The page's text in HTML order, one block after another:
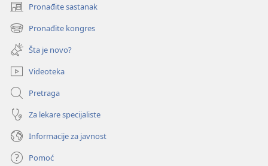
Pronađite sastanak
(otvara
novi
prozor)
Pronađite kongres
(otvara
novi
prozor)
Šta je novo?
Videoteka
Pretraga
Za lekare specijaliste
Informacije za javnost
Pomoć